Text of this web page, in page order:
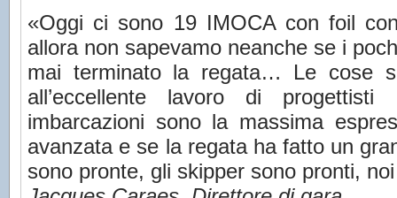
«Oggi ci sono 19 IMOCA con foil
allora non sapevamo neanche se i
mai terminato la regata… Le cose
all’eccellente lavoro di
imbarcazioni sono la massima
avanzata e se la regata ha fatto un
sono pronte, gli skipper sono pronti,